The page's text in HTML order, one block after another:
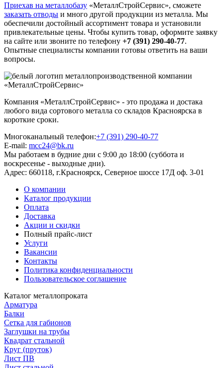
Приехав на металлобазу «МеталлСтройСервис», сможете
заказать отводы и много другой продукции из металла. Мы
обеспечили достойный ассортимент товара и установили
привлекательные цены. Чтобы купить товар, оформите заявку
на сайте или звоните по телефону +7 (391) 290-40-77.
Опытные специалисты компании готовы ответить на ваши
вопросы.
Компания «МеталлСтройСервис» - это продажа и достака
любого вида сортового металла со складов Красноярска в
короткие сроки.
Многоканальный телефон:+7 (391) 290-40-77
E-mail: mcc24@bk.ru
Мы работаем в будние дни с 9:00 до 18:00 (суббота и
воскресенье - выходные дни).
Адрес: 660118, г.Красноярск, Северное шоссе 17Д оф. 3-01
О компании
Каталог продукции
Оплата
Доставка
Акции и скидки
Полный прайс-лист
Услуги
Вакансии
Контакты
Политика конфиденциальности
Пользовательское соглашение
Каталог металлопроката
Арматура
Балки
Сетка для габионов
Заглушки на трубы
Квадрат стальной
Круг (пруток)
Лист ПВ